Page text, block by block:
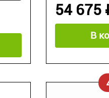
54 675
В